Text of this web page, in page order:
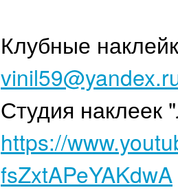
Клубные
Студия наклеек
https://
fsZxtAPeYAKdwA